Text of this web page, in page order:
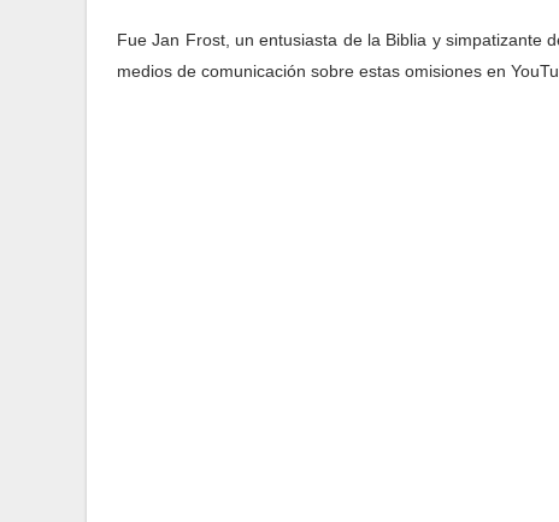
Fue Jan Frost, un entusiasta de la Biblia y simpatizante
medios de comunicación sobre estas omisiones en